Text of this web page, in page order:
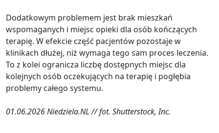
Dodatkowym problemem jest brak mieszkań
wspomaganych i miejsc opieki dla osób kończących
terapię. W efekcie część pacjentów pozostaje w
klinikach dłużej, niż wymaga tego sam proces leczenia.
To z kolei ogranicza liczbę dostępnych miejsc dla
kolejnych osób oczekujących na terapię i pogłębia
problemy całego systemu.
01.06.2026 Niedziela.NL // fot. Shutterstock, Inc.